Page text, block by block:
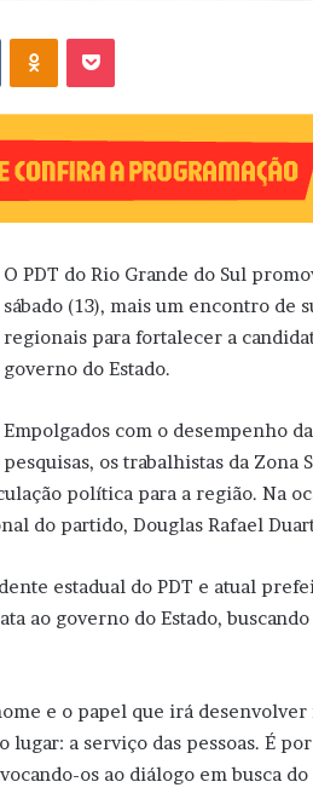
VK OK
O PDT do Rio Grande do Sul
sábado (13), mais um encontro de
regionais para fortalecer a
governo do Estado.
Empolgados com o desempenho
pesquisas, os trabalhistas da Zona
política para a região. Na
do partido, Douglas Rafael
estadual do PDT e atual
ao governo do Estado,
e o papel que irá desenvolver
a serviço das pessoas. É
os ao diálogo em busca